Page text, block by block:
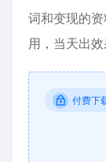
词和变现的
用，当天出效
付费下